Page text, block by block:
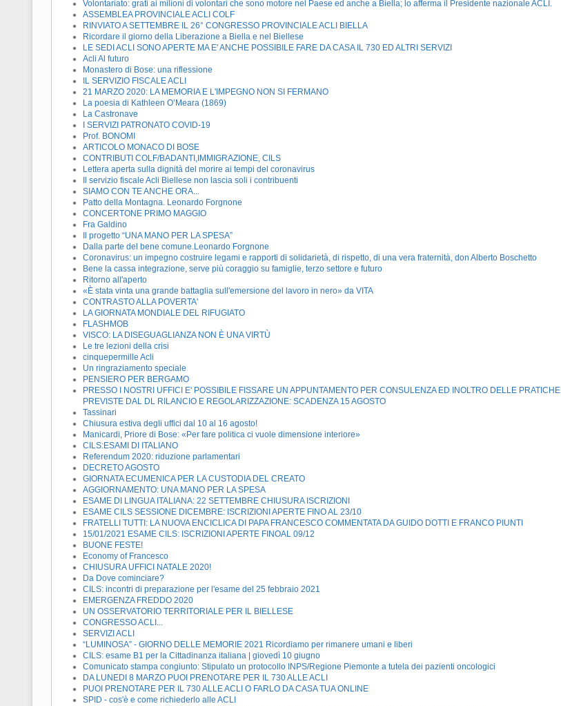
Volontariato: grati ai milioni di volontari che sono motore nel Paese ed anche a Biella; lo afferma il Presidente nazionale ACLI.
ASSEMBLEA PROVINCIALE ACLI COLF
RINVIATO A SETTEMBRE IL 26° CONGRESSO PROVINCIALE ACLI BIELLA
Ricordare il giorno della Liberazione a Biella e nel Biellese
LE SEDI ACLI SONO APERTE MA E' ANCHE POSSIBILE FARE DA CASA IL 730 ED ALTRI SERVIZI
Acli Al futuro
Monastero di Bose: una riflessione
IL SERVIZIO FISCALE ACLI
21 MARZO 2020: LA MEMORIA E L'IMPEGNO NON SI FERMANO
La poesia di Kathleen O’Meara (1869)
La Castronave
I SERVIZI PATRONATO COVID-19
Prof. BONOMI
ARTICOLO MONACO DI BOSE
CONTRIBUTI COLF/BADANTI,IMMIGRAZIONE, CILS
Lettera aperta sulla dignità del morire ai tempi del coronavirus
Il servizio fiscale Acli Biellese non lascia soli i contribuenti
SIAMO CON TE ANCHE ORA...
Patto della Montagna. Leonardo Forgnone
CONCERTONE PRIMO MAGGIO
Fra Galdino
Il progetto “UNA MANO PER LA SPESA”
Dalla parte del bene comune.Leonardo Forgnone
Coronavirus: un impegno costruire legami e rapporti di solidarietà, di rispetto, di una vera fraternità, don Alberto Boschetto
Bene la cassa integrazione, serve più coraggio su famiglie, terzo settore e futuro
Ritorno all'aperto
«È stata vinta una grande battaglia sull'emersione del lavoro in nero» da VITA
CONTRASTO ALLA POVERTA'
LA GIORNATA MONDIALE DEL RIFUGIATO
FLASHMOB
VISCO: LA DISEGUAGLIANZA NON È UNA VIRTÙ
Le tre lezioni della crisi
cinquepermille Acli
Un ringraziamento speciale
PENSIERO PER BERGAMO
PRESSO I NOSTRI UFFICI E' POSSIBILE FISSARE UN APPUNTAMENTO PER CONSULENZA ED INOLTRO DELLE PRATICHE
PREVISTE DAL DL RILANCIO E REGOLARIZZAZIONE: SCADENZA 15 AGOSTO
Tassinari
Chiusura estiva degli uffici dal 10 al 16 agosto!
Manicardi, Priore di Bose: «Per fare politica ci vuole dimensione interiore»
CILS:ESAMI DI ITALIANO
Referendum 2020: riduzione parlamentari
DECRETO AGOSTO
GIORNATA ECUMENICA PER LA CUSTODIA DEL CREATO
AGGIORNAMENTO: UNA MANO PER LA SPESA
ESAME DI LINGUA ITALIANA: 22 SETTEMBRE CHIUSURA ISCRIZIONI
ESAME CILS SESSIONE DICEMBRE: ISCRIZIONI APERTE FINO AL 23/10
FRATELLI TUTTI: LA NUOVA ENCICLICA DI PAPA FRANCESCO COMMENTATA DA GUIDO DOTTI E FRANCO PIUNTI
15/01/2021 ESAME CILS: ISCRIZIONI APERTE FINOAL 09/12
BUONE FESTE!
Economy of Francesco
CHIUSURA UFFICI NATALE 2020!
Da Dove cominciare?
CILS: incontri di preparazione per l'esame del 25 febbraio 2021
EMERGENZA FREDDO 2020
UN OSSERVATORIO TERRITORIALE PER IL BIELLESE
CONGRESSO ACLI...
SERVIZI ACLI
“LUMINOSA” - GIORNO DELLE MEMORIE 2021 Ricordiamo per rimanere umani e liberi
CILS: esame B1 per la Cittadinanza italiana | giovedì 10 giugno
Comunicato stampa congiunto: Stipulato un protocollo INPS/Regione Piemonte a tutela dei pazienti oncologici
DA LUNEDI 8 MARZO PUOI PRENOTARE PER IL 730 ALLE ACLI
PUOI PRENOTARE PER IL 730 ALLE ACLI O FARLO DA CASA TUA ONLINE
SPID - cos'è e come richiederlo alle ACLI